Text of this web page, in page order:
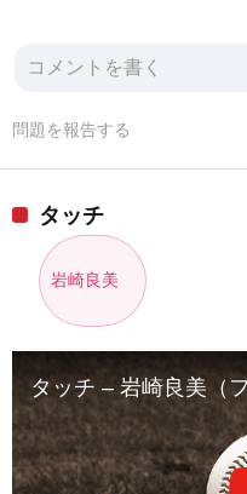
問題を報告する
タッチ
岩崎良美
タッチ – 岩崎良美（フ